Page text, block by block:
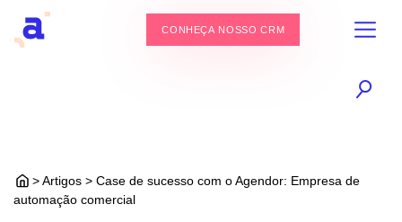
CONHEÇA NOSSO CRM
> Artigos > Case de sucesso com o Agendor: Empresa de
automação comercial